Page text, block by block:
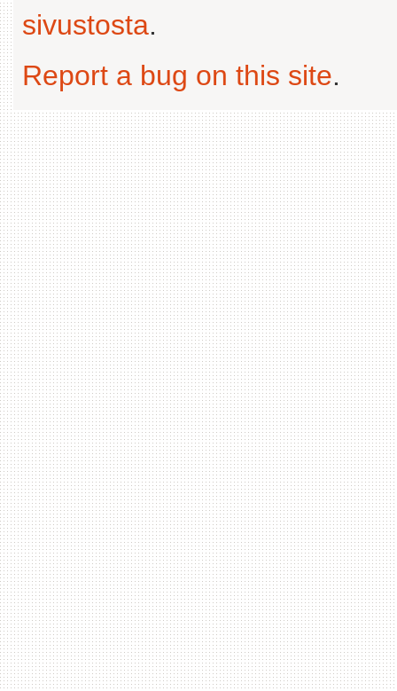
sivustosta.
Report a bug on this site.